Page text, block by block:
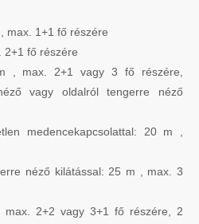
max. 1+1 fő részére
2+1 fő részére
, max. 2+1 vagy 3 fő részére,
vagy oldalról tengerre néző
medencekapcsolattal: 20 m ,
néző kilátással: 25 m , max. 3
2+2 vagy 3+1 fő részére, 2